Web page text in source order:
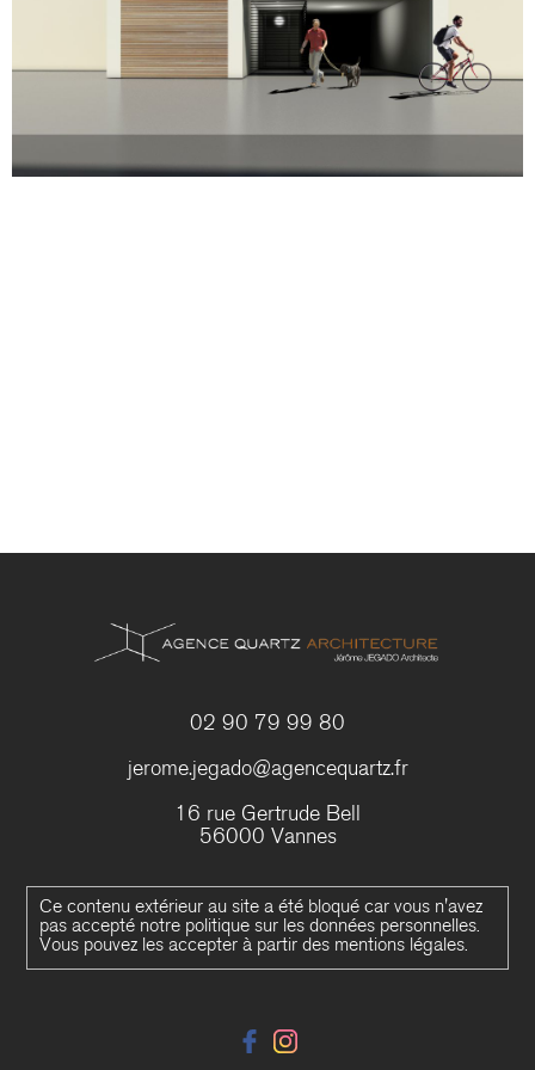
02 90 79 99 80
jerome.jegado@agencequartz.fr
16 rue Gertrude Bell
56000 Vannes
Ce contenu extérieur au site a été bloqué car vous n'avez
pas accepté notre politique sur les données personnelles.
Vous pouvez les accepter à partir des mentions légales.